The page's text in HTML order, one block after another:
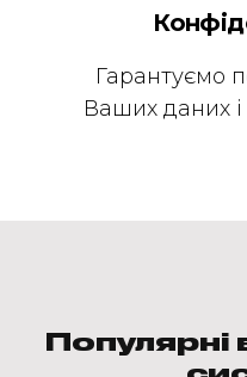
Гарантуємо
Ваших даних і
Популярні